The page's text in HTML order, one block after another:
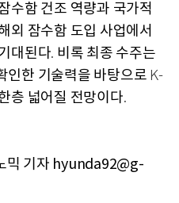
수함 건조 역량과 국가적
외 잠수함 도입 사업에서
대된다. 비록 최종 수주는
인한 기술력을 바탕으로 K-
층 넓어질 전망이다.
믹 기자 hyunda92@g-